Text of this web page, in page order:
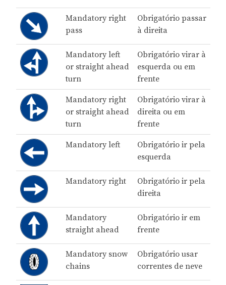
Mandatory right
pass
Obrigatório passar
à direita
Mandatory left
or straight ahead
turn
Obrigatório virar à
esquerda ou em
frente
Mandatory right
or straight ahead
turn
Obrigatório virar à
direita ou em
frente
Mandatory left
Obrigatório ir pela
esquerda
Mandatory right
Obrigatório ir pela
direita
Mandatory
straight ahead
Obrigatório ir em
frente
Mandatory snow
chains
Obrigatório usar
correntes de neve